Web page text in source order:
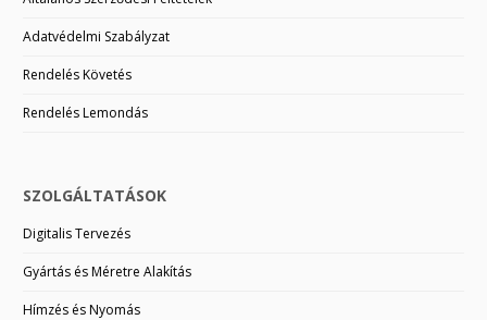
Adatvédelmi Szabályzat
Rendelés Követés
Rendelés Lemondás
SZOLGÁLTATÁSOK
Digitalis Tervezés
Gyártás és Méretre Alakítás
Hímzés és Nyomás